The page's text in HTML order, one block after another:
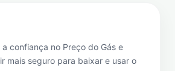
confiança no Preço do Gás e
mais seguro para baixar e usar o